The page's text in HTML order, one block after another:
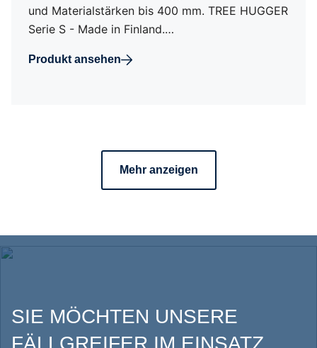
und Materialstärken bis 400 mm. TREE HUGGER
Serie S - Made in Finland.…
Produkt ansehen
Mehr anzeigen
SIE MÖCHTEN UNSERE
FÄLLGREIFER IM EINSATZ